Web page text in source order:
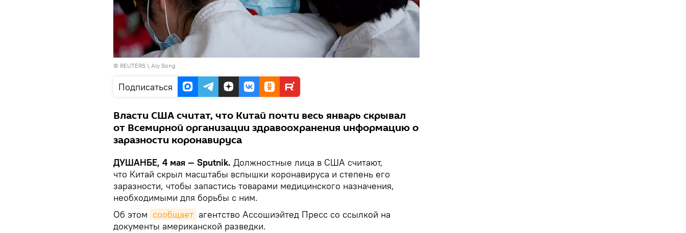
© REUTERS \ Aly Song
Подписаться
Власти США считат, что Китай почти весь январь скрывал
от Всемирной организации здравоохранения информацию о
заразности коронавируса
ДУШАНБЕ, 4 мая — Sputnik. Должностные лица в США считают,
что Китай скрыл масштабы вспышки коронавируса и степень его
заразности, чтобы запастись товарами медицинского назначения,
необходимыми для борьбы с ним.
Об этом сообщает агентство Ассошиэйтед Пресс со ссылкой на
документы американской разведки.